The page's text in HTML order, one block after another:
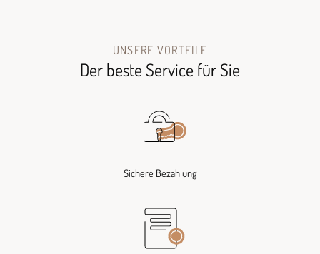
UNSERE VORTEILE
Der beste Service für Sie
Sichere Bezahlung